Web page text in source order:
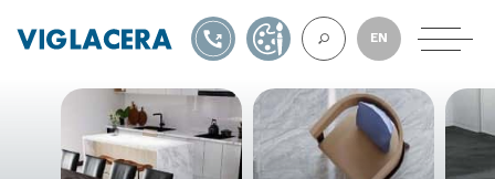
VỀ CHÚNG
EN
1900561582TỰ THIẾT KẾ